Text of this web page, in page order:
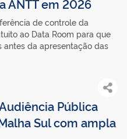
ANTT em 2026
de controle da
ao Data Room para que
antes da apresentação das
Pública
Sul com ampla